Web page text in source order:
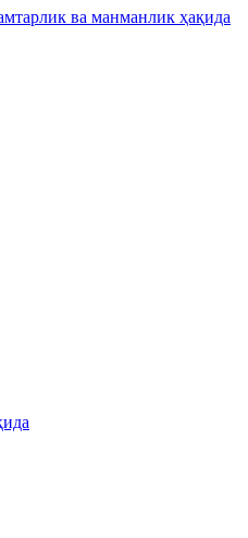
ва манманлик ҳақида